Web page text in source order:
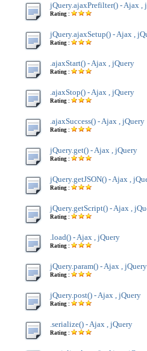
jQuery.ajaxPrefilter() - Ajax ,
Rating :
jQuery.ajaxSetup() - Ajax ,
Rating :
.ajaxStart() - Ajax , jQuery
Rating :
.ajaxStop() - Ajax , jQuery
Rating :
.ajaxSuccess() - Ajax , jQuery
Rating :
jQuery.get() - Ajax , jQuery
Rating :
jQuery.getJSON() - Ajax ,
Rating :
jQuery.getScript() - Ajax ,
Rating :
.load() - Ajax , jQuery
Rating :
jQuery.param() - Ajax , jQuery
Rating :
jQuery.post() - Ajax , jQuery
Rating :
.serialize() - Ajax , jQuery
Rating :